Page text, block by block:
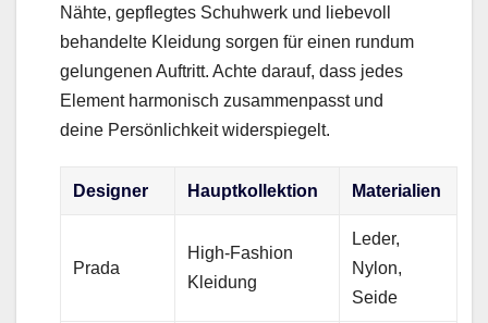
Nähte, gepflegtes Schuhwerk und liebevoll
behandelte Kleidung sorgen für einen rundum
gelungenen Auftritt. Achte darauf, dass jedes
Element harmonisch zusammenpasst und
deine Persönlichkeit widerspiegelt.
Designer Hauptkollektion Materialien
Prada
High-Fashion
Kleidung
Leder,
Nylon,
Seide